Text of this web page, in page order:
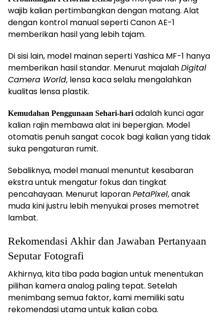
wajib kalian pertimbangkan dengan matang. Alat
dengan kontrol manual seperti Canon AE-1
memberikan hasil yang lebih tajam.
Di sisi lain, model mainan seperti Yashica MF-1 hanya
memberikan hasil standar. Menurut majalahDigital
Camera World, lensa kaca selalu mengalahkan
kualitas lensa plastik.
Kemudahan Penggunaan Sehari-hariadalah kunci agar
kalian rajin membawa alat ini bepergian. Model
otomatis penuh sangat cocok bagi kalian yang tidak
suka pengaturan rumit.
Sebaliknya, model manual menuntut kesabaran
ekstra untuk mengatur fokus dan tingkat
pencahayaan. Menurut laporanPetaPixel, anak
muda kini justru lebih menyukai proses memotret
lambat.
Rekomendasi Akhir dan Jawaban Pertanyaan
Seputar Fotografi
Akhirnya, kita tiba pada bagian untuk menentukan
pilihan kamera analog paling tepat. Setelah
menimbang semua faktor, kami memiliki satu
rekomendasi utama untuk kalian coba.